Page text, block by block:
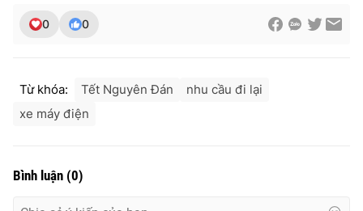
THỜI BÁO VTV
Theo dõi báo trên
Giấy phép hoạt động báo in và báo điện tử số 483/GP-BTTTT
0 0
Từ khóa: Tết Nguyên Đán
nhu cầu đi lại
xe máy điện
Bình luận (0)